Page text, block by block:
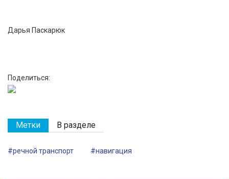
Дарья Паскарюк
Поделиться:
Метки В разделе
#речной транспорт #навигация